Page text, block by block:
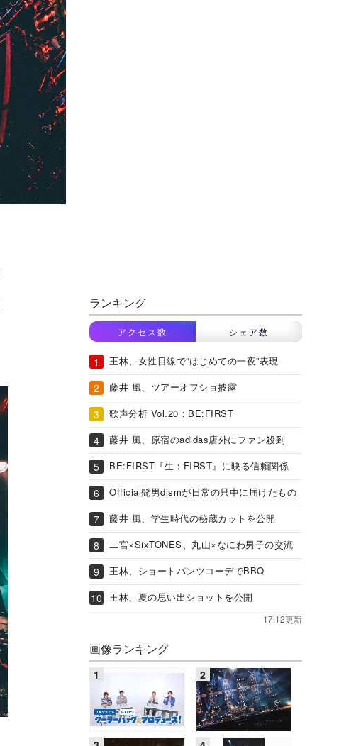
ランキング
アクセス数 シェア数
王林、女性目線で“はじめての一夜”表現
藤井 風、ツアーオフショ披露
歌声分析 Vol.20：BE:FIRST
藤井 風、原宿のadidas店外にファン殺到
BE:FIRST『生：FIRST』に映る信頼関係
Official髭男dismが日常の只中に届けたもの
藤井 風、学生時代の秘蔵カットを公開
二宮×SixTONES、丸山×なにわ男子の交流
王林、ショートパンツコーデでBBQ
王林、夏の思い出ショットを公開
17:12更新
画像ランキング